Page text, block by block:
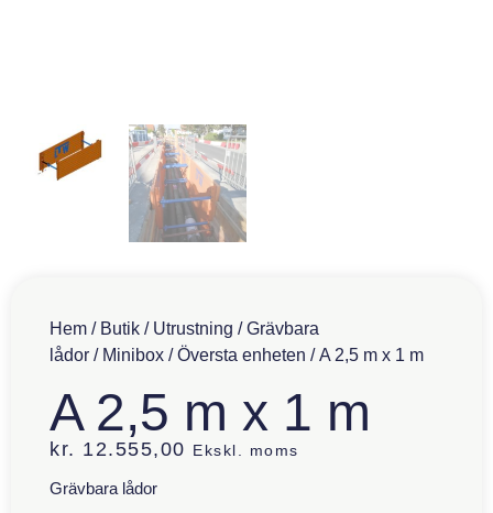
Hem / Butik / Utrustning /Grävbara
lådor / Minibox /Översta enheten / A 2,5 m x 1 m
A 2,5 m x 1 m
kr. 12.555,00 Ekskl. moms
Grävbara lådor